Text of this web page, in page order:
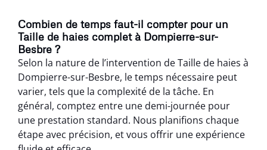
Combien de temps faut-il compter pour un
Taille de haies complet à Dompierre-sur-
Besbre ?
Selon la nature de l’intervention de Taille de haies à
Dompierre-sur-Besbre, le temps nécessaire peut
varier, tels que la complexité de la tâche. En
général, comptez entre une demi-journée pour
une prestation standard. Nous planifions chaque
étape avec précision, et vous offrir une expérience